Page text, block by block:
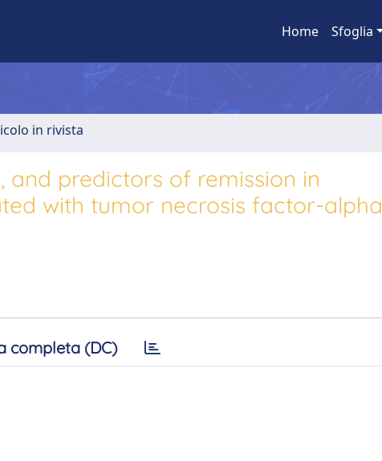
Home Sfoglia
in rivista
and predictors of remission in
with tumor necrosis factor-alpha
completa (DC)